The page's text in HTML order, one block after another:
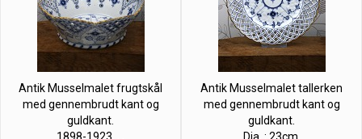
Antik Musselmalet frugtskål
med gennembrudt kant og
guldkant.
1898-1923. . .
Antik Musselmalet tallerken
med gennembrudt kant og
guldkant.
Dia. : 23cm.